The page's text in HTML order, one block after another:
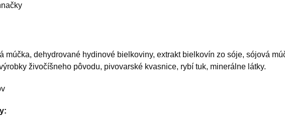
múčka, dehydrované hydinové bielkoviny, extrakt bielkovín zo sóje, sójová
živočíšneho pôvodu, pivovarské kvasnice, rybí tuk, minerálne látky.